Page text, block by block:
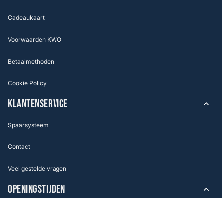
Cadeaukaart
Voorwaarden KWO
Betaalmethoden
Cookie Policy
KLANTENSERVICE
Spaarsysteem
Contact
Veel gestelde vragen
OPENINGSTIJDEN